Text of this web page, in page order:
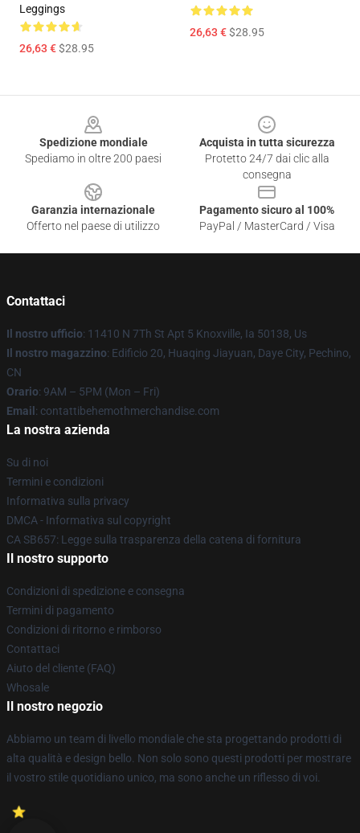
Leggings
26,63 €$28.95
26,63 €$28.95
Spedizione mondiale
Spediamo in oltre 200 paesi
Acquista in tutta sicurezza
Protetto 24/7 dai clic alla
consegna
Garanzia internazionale
Offerto nel paese di utilizzo
Pagamento sicuro al 100%
PayPal / MasterCard / Visa
Contattaci
Il nostro ufficio: 11410 N 7Th St Apt 5 Knoxville, Ia 50138, Us
Il nostro magazzino: Edificio 20, Huaqing Jiayuan, Daye City, Pechino,
CN
Orario: 9AM – 5PM (Mon – Fri)
Email : contattibehemothmerchandise.com
La nostra azienda
Su di noi
Termini e condizioni
Informativa sulla privacy
DMCA - Informativa sul copyright
CA SB657: Legge sulla trasparenza della catena di fornitura
Il nostro supporto
Condizioni di spedizione e consegna
Termini di pagamento
Condizioni di ritorno e rimborso
Contattaci
Aiuto del cliente (FAQ)
Whosale
Il nostro negozio
Abbiamo un team di livello mondiale che sta progettando prodotti di
alta qualità e design bello. Non solo sono questi prodotti per mostrare
il vostro stile quotidiano unico, ma sono anche un riflesso di voi.